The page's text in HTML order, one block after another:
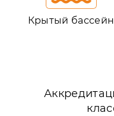
Крытый бассейн